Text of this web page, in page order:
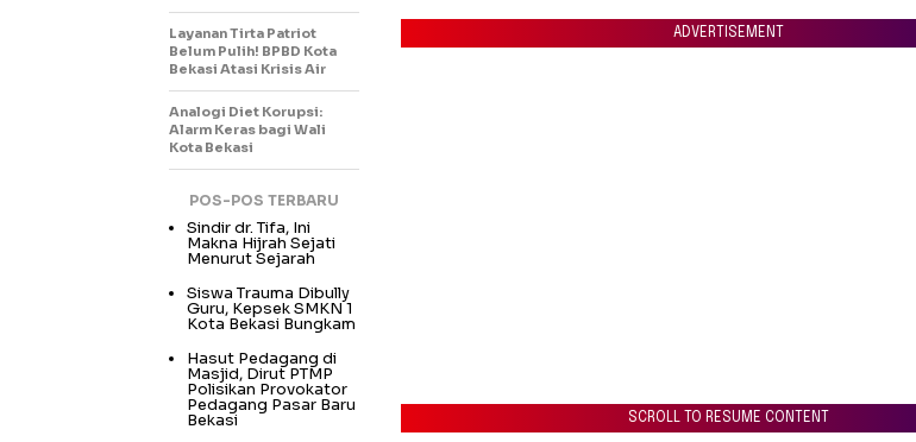
ADVERTISEMENT
SCROLL TO RESUME CONTENT
Layanan Tirta Patriot
Belum Pulih! BPBD Kota
Bekasi Atasi Krisis Air
Analogi Diet Korupsi:
Alarm Keras bagi Wali
Kota Bekasi
POS-POS TERBARU
Sindir dr. Tifa, Ini
Makna Hijrah Sejati
Menurut Sejarah
Siswa Trauma Dibully
Guru, Kepsek SMKN 1
Kota Bekasi Bungkam
Hasut Pedagang di
Masjid, Dirut PTMP
Polisikan Provokator
Pedagang Pasar Baru
Bekasi